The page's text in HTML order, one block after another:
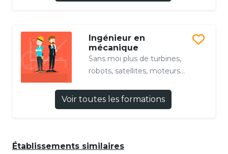
Ingénieur en
mécanique
Sans moi plus de turbines,
robots, satellites, moteurs...
Voir toutes les formations
Établissements similaires